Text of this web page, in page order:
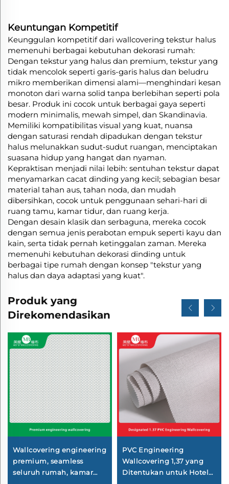
Keuntungan Kompetitif
Keunggulan kompetitif dari wallcovering tekstur halus
memenuhi berbagai kebutuhan dekorasi rumah:
Dengan tekstur yang halus dan premium, tekstur yang
tidak mencolok seperti garis-garis halus dan beludru
mikro memberikan dimensi alami—menghindari kesan
monoton dari warna solid tanpa berlebihan seperti pola
besar. Produk ini cocok untuk berbagai gaya seperti
modern minimalis, mewah simpel, dan Skandinavia.
Memiliki kompatibilitas visual yang kuat, nuansa
dengan saturasi rendah dipadukan dengan tekstur
halus melunakkan sudut-sudut ruangan, menciptakan
suasana hidup yang hangat dan nyaman.
Kepraktisan menjadi nilai lebih: sentuhan tekstur dapat
menyamarkan cacat dinding yang kecil; sebagian besar
material tahan aus, tahan noda, dan mudah
dibersihkan, cocok untuk penggunaan sehari-hari di
ruang tamu, kamar tidur, dan ruang kerja.
Dengan desain klasik dan serbaguna, mereka cocok
dengan semua jenis perabotan empuk seperti kayu dan
kain, serta tidak pernah ketinggalan zaman. Mereka
memenuhi kebutuhan dekorasi dinding untuk
berbagai tipe rumah dengan konsep "tekstur yang
halus dan daya adaptasi yang kuat".
Produk yang
Direkomendasikan
Wallcovering engineering
premium, seamless
seluruh rumah, kamar
PVC Engineering
Wallcovering 1,37 yang
Ditentukan untuk Hotel